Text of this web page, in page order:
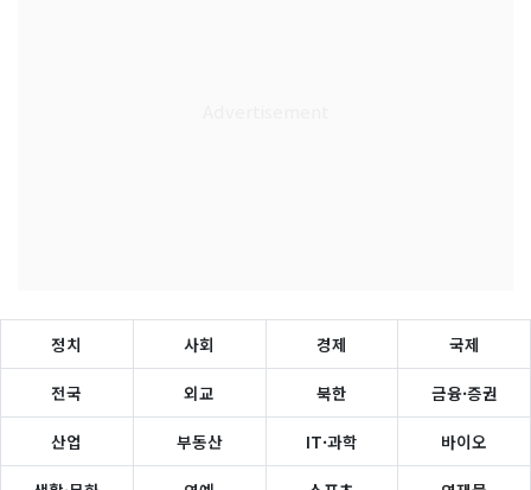
정치 사회 경제 국제
전국 외교 북한 금융·증권
산업 부동산 IT·과학 바이오